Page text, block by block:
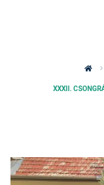
XXXII.